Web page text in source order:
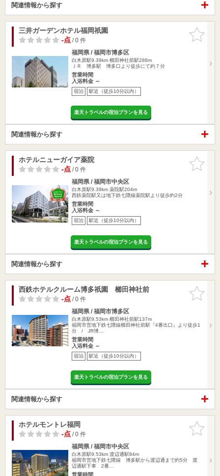
関連情報から探す
お気に入
りに追加
三井ガーデンホテル福岡祇園
-点/ 0 件
福岡県 / 福岡市博多区
白木原駅9.39km 櫛田神社前駅288m
ＪＲ 博多駅 博多口より徒歩にて約７分
営業時間
入浴料金 ～
宿泊 駅近（徒歩10分以内）
楽天トラベルの宿泊プランを見る
関連情報から探す
お気に入
りに追加
ホテルニューガイア薬院
-点/ 0 件
福岡県 / 福岡市中央区
白木原駅9.39km 薬院駅204m
西鉄薬院駅又は地下鉄七隈線薬院駅より徒歩約2分
営業時間
入浴料金 ～
宿泊 駅近（徒歩10分以内）
楽天トラベルの宿泊プランを見る
関連情報から探す
お気に入
りに追加
西鉄ホテルクルーム博多祇園 櫛田神社前
-点/ 0 件
福岡県 / 福岡市博多区
白木原駅9.53km 櫛田神社前駅137m
福岡市営地下鉄七隈線櫛田神社前駅『4番出口』より徒歩1
分 / JR博…
営業時間
入浴料金 ～
宿泊 駅近（徒歩10分以内）
楽天トラベルの宿泊プランを見る
関連情報から探す
お気に入
りに追加
ホテルモントレ福岡
-点/ 0 件
福岡県 / 福岡市中央区
白木原駅9.53km 渡辺通駅84m
福岡市営地下鉄七隈線 博多駅から渡辺通まで約5分 渡
辺通駅下車 2番…
営業時間